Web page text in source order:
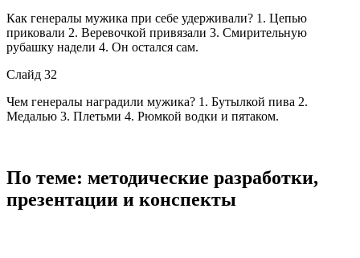
Как генералы мужика при себе удерживали? 1. Цепью
приковали 2. Веревочкой привязали 3. Смирительную
рубашку надели 4. Он остался сам.
Слайд 32
Чем генералы наградили мужика? 1. Бутылкой пива 2.
Медалью 3. Плетьми 4. Рюмкой водки и пятаком.
По теме: методические разработки,
презентации и конспекты